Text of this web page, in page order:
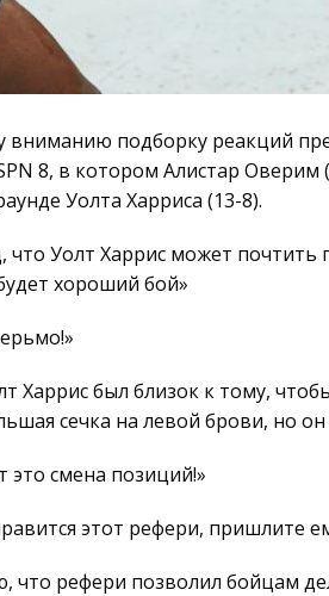
вниманию подборку реакций
8, в котором Алистар Оверим
Уолта Харриса (13-8).
Уолт Харрис может почтить
хороший бой»
Харрис был близок к тому,
сечка на левой брови, но
это смена позиций!»
этот рефери, пришлите
что рефери позволил бойцам